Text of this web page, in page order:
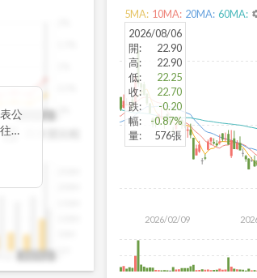
2025Q2
公
是
其
定
。
2026/02/09
2026/08/06
開:
22.90
高:
22.90
低:
22.25
收:
22.70
跌:
-0.20
幅:
-0.87%
量: 576張
5MA: 10MA: 20MA: 60MA: